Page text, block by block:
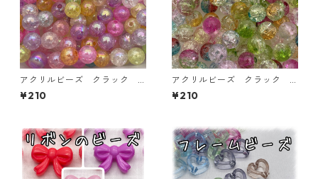
アクリルビーズ クラック
ラウンド8㎜ 100個入り【AB
‐ｃ08-03】
¥210
アクリルビーズ クラック
ラウンド8㎜ 100個入り【AB
‐ｃ08-01】
¥210